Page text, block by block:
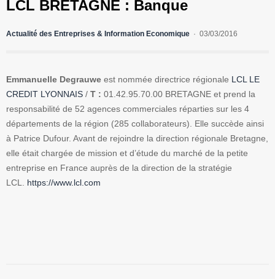
LCL BRETAGNE : Banque
Actualité des Entreprises & Information Economique 03/03/2016
Emmanuelle Degrauwe est nommée directrice régionale LCL LE
CREDIT LYONNAIS / T : 01.42.95.70.00 BRETAGNE et prend la
responsabilité de 52 agences commerciales réparties sur les 4
départements de la région (285 collaborateurs). Elle succède ainsi
à Patrice Dufour. Avant de rejoindre la direction régionale Bretagne,
elle était chargée de mission et d’étude du marché de la petite
entreprise en France auprès de la direction de la stratégie
LCL. https://www.lcl.com